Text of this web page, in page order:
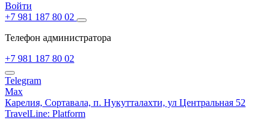
Войти
+7 981 187 80 02
Телефон администратора
+7 981 187 80 02
Telegram
Max
Карелия, Сортавала, п. Нукутталахти, ул Центральная 52
TravelLine: Platform